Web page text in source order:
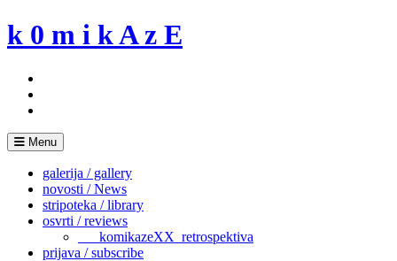
Skip
to
k 0 m i k A z E
Menu
galerija / gallery
novosti / News
stripoteka / library
osvrti / reviews
___komikazeXX_retrospektiva
prijava / subscribe